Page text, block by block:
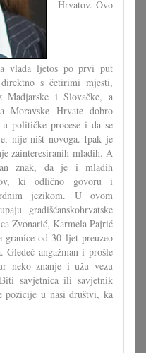
Hrvatov. Ovo
vlada ljetos po prvi put
s četirimi mjesti,
i Slovačke, a
Moravske Hrvate dobro
političke procese i da se
nije ništ novoga. Ipak je
zainteresiranih mladih. A
znak, da je i mladih
ki odlično govoru i
jezikom. U ovom
gradišćanskohrvatske
Zvonarić, Karmela Pajrić
od 30 ljet preuzeo
angažman i prošle
neko znanje i užu vezu
Biti savjetnica ili savjetnik
pozicije u nasi društvi, ka